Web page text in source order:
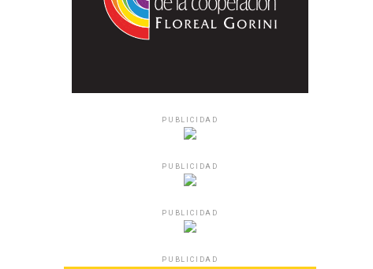
PUBLICIDAD
PUBLICIDAD
PUBLICIDAD
PUBLICIDAD